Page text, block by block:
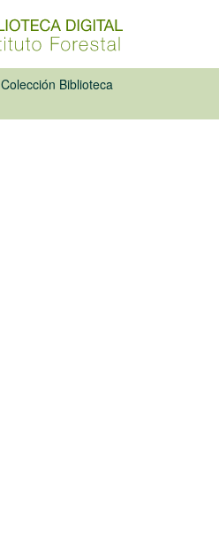
Colección Biblioteca